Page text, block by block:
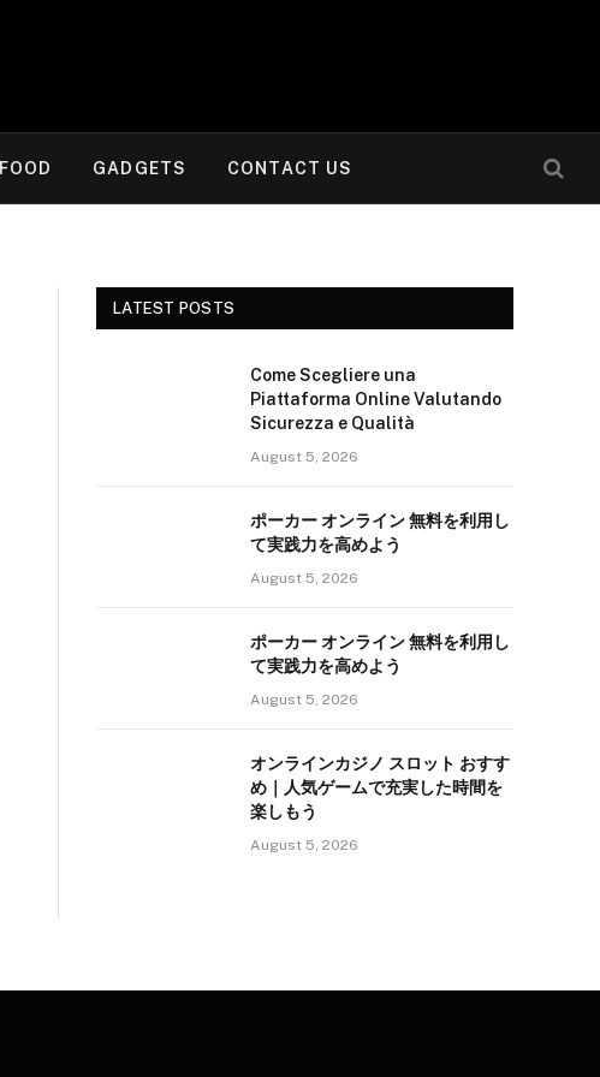
FOOD GADGETS CONTACT US
LATEST POSTS
Come Scegliere una
Piattaforma Online Valutando
Sicurezza e Qualità
August 5, 2026
ポーカー オンライン 無料を利用し
て実践力を高めよう
August 5, 2026
ポーカー オンライン 無料を利用し
て実践力を高めよう
August 5, 2026
オンラインカジノ スロット おすす
め｜人気ゲームで充実した時間を
楽しもう
August 5, 2026